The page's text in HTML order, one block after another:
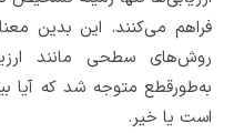
فراهم می‌کنند. این بدین
روش‌های سطحی مانند
به‌طورقطع متوجه شد که آیا
است یا خیر.